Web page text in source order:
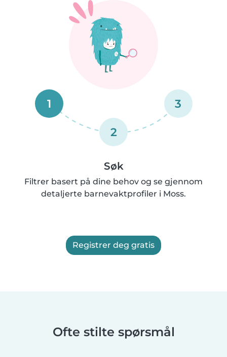
1
2
3
Søk
Filtrer basert på dine behov og se gjennom
detaljerte barnevaktprofiler i Moss.
Registrer deg gratis
Ofte stilte spørsmål